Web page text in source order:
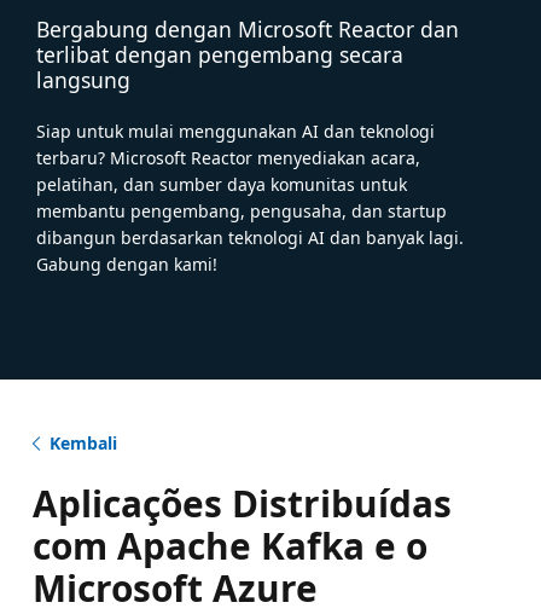
Bergabung dengan Microsoft Reactor dan
terlibat dengan pengembang secara
langsung
Siap untuk mulai menggunakan AI dan teknologi
terbaru? Microsoft Reactor menyediakan acara,
pelatihan, dan sumber daya komunitas untuk
membantu pengembang, pengusaha, dan startup
dibangun berdasarkan teknologi AI dan banyak lagi.
Gabung dengan kami!
Kembali
Aplicações Distribuídas
com Apache Kafka e o
Microsoft Azure